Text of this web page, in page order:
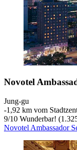
Novotel
Jung-gu
‐1,92 km vom
9/10 Wunderbar!
Novotel Ambassador